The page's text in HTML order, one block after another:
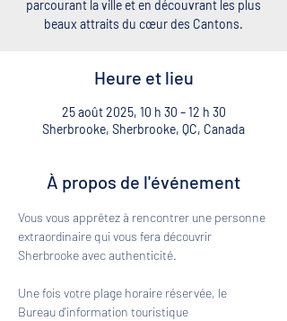
parcourant la ville et en découvrant les plus
beaux attraits du cœur des Cantons.
Heure et lieu
25 août 2025, 10 h 30 – 12 h 30
Sherbrooke, Sherbrooke, QC, Canada
À propos de l'événement
Vous vous apprêtez à rencontrer une personne
extraordinaire qui vous fera découvrir
Sherbrooke avec authenticité.
Une fois votre plage horaire réservée, le
Bureau d'information touristique